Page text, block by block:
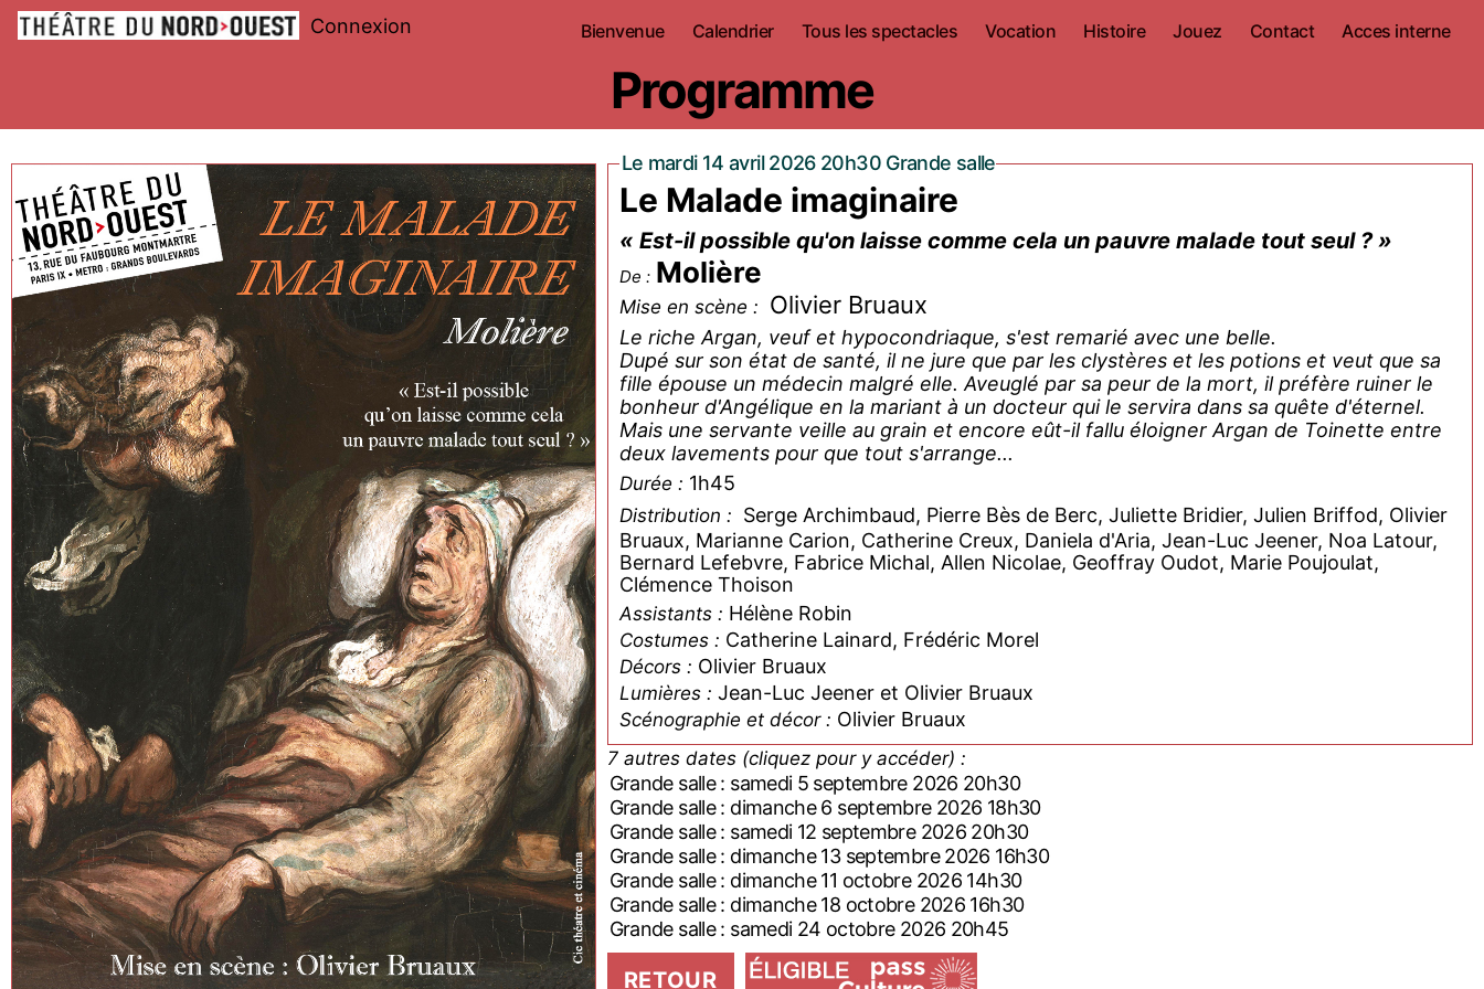
Connexion Bienvenue Calendrier Tous les spectacles Vocation Histoire Jouez Contact Acces interne
Programme
Le mardi 14 avril 2026 20h30 Grande salle
Le Malade imaginaire
« Est-il possible qu'on laisse comme cela un pauvre malade tout seul ? »
De : Molière
Mise en scène : Olivier Bruaux
Le riche Argan, veuf et hypocondriaque, s'est remarié avec une belle.
Dupé sur son état de santé, il ne jure que par les clystères et les potions et veut que sa
fille épouse un médecin malgré elle. Aveuglé par sa peur de la mort, il préfère ruiner le
bonheur d'Angélique en la mariant à un docteur qui le servira dans sa quête d'éternel.
Mais une servante veille au grain et encore eût-il fallu éloigner Argan de Toinette entre
deux lavements pour que tout s'arrange...
Durée : 1h45
Distribution : Serge Archimbaud, Pierre Bès de Berc, Juliette Bridier, Julien Briffod, Olivier
Bruaux, Marianne Carion, Catherine Creux, Daniela d'Aria, Jean-Luc Jeener, Noa Latour,
Bernard Lefebvre, Fabrice Michal, Allen Nicolae, Geoffray Oudot, Marie Poujoulat,
Clémence Thoison
Assistants : Hélène Robin
Costumes : Catherine Lainard, Frédéric Morel
Décors : Olivier Bruaux
Lumières : Jean-Luc Jeener et Olivier Bruaux
Scénographie et décor : Olivier Bruaux
7 autres dates (cliquez pour y accéder) :
Grande salle : samedi 5 septembre 2026 20h30
Grande salle : dimanche 6 septembre 2026 18h30
Grande salle : samedi 12 septembre 2026 20h30
Grande salle : dimanche 13 septembre 2026 16h30
Grande salle : dimanche 11 octobre 2026 14h30
Grande salle : dimanche 18 octobre 2026 16h30
Grande salle : samedi 24 octobre 2026 20h45